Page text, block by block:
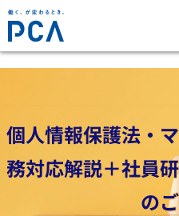
個人情報保護法・
務対応解説＋社員
の